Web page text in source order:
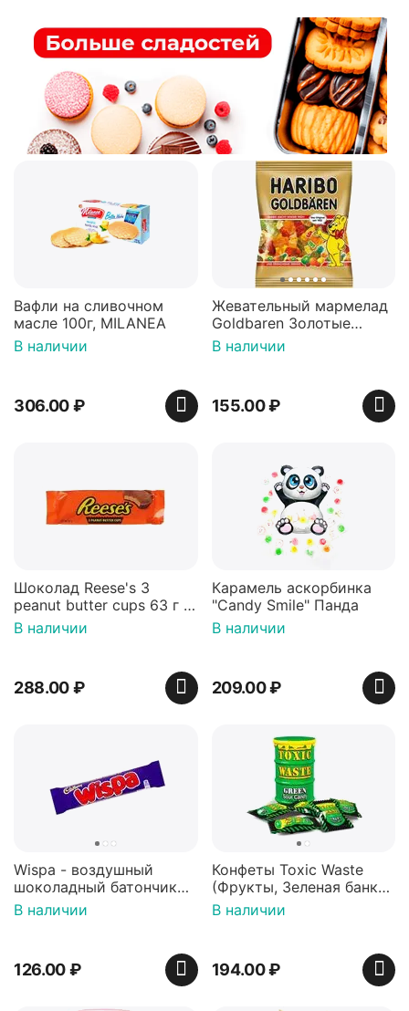
Вафли на сливочном
масле 100г, MILANEA
В наличии
306.00₽
Жевательный мармелад
Goldbaren Золотые
мишки 100г, Германия
В наличии
155.00₽
Шоколад Reese's 3
peanut butter cups 63 г с
арахисовой пастой
В наличии
288.00₽
Карамель аскорбинка
"Candy Smile" Панда
В наличии
209.00₽
Wispa - воздушный
шоколадный батончик
36 гр
В наличии
126.00₽
Конфеты Toxic Waste
(Фрукты, Зеленая банка,
42 гр).
В наличии
194.00₽